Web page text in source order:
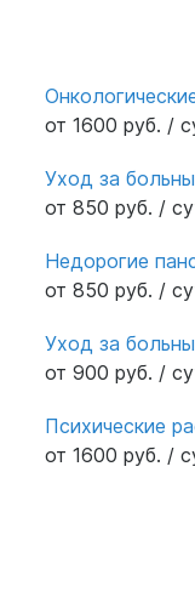
от 1600 руб. /
Уход за
от 850 руб. /
Недорогие
от 850 руб. /
Уход за
от 900 руб. /
Психические
от 1600 руб. /